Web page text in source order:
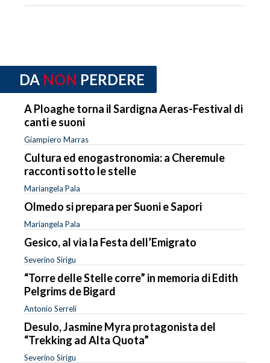
DA NON PERDERE
A Ploaghe torna il Sardigna Aeras-Festival di
canti e suoni
Giampiero Marras
Cultura ed enogastronomia: a Cheremule
racconti sotto le stelle
Mariangela Pala
Olmedo si prepara per Suoni e Sapori
Mariangela Pala
Gesico, al via la Festa dell’Emigrato
Severino Sirigu
“Torre delle Stelle corre” in memoria di Edith
Pelgrims de Bigard
Antonio Serreli
Desulo, Jasmine Myra protagonista del
“Trekking ad Alta Quota”
Severino Sirigu